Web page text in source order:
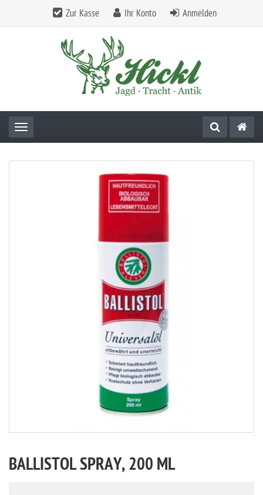
Zur Kasse Ihr Konto Anmelden
Toggle navigation
BALLISTOL SPRAY, 200 ML